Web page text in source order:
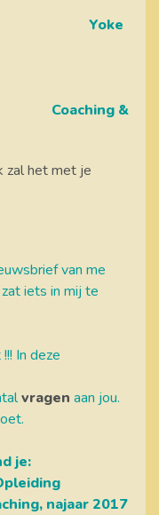
Yoke
&
zal het met je
van me
iets in mij te
In deze
vragen aan jou.
je:
najaar 2017